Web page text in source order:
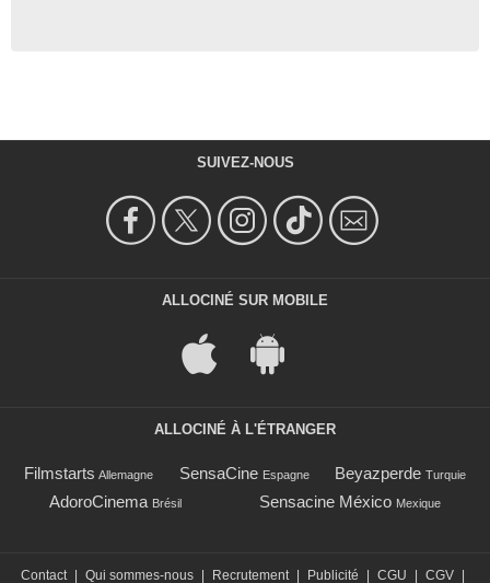
SUIVEZ-NOUS
ALLOCINÉ SUR MOBILE
ALLOCINÉ À L'ÉTRANGER
Filmstarts Allemagne SensaCine Espagne Beyazperde Turquie
AdoroCinema Brésil Sensacine México Mexique
Contact Qui sommes-nous Recrutement Publicité CGU CGV